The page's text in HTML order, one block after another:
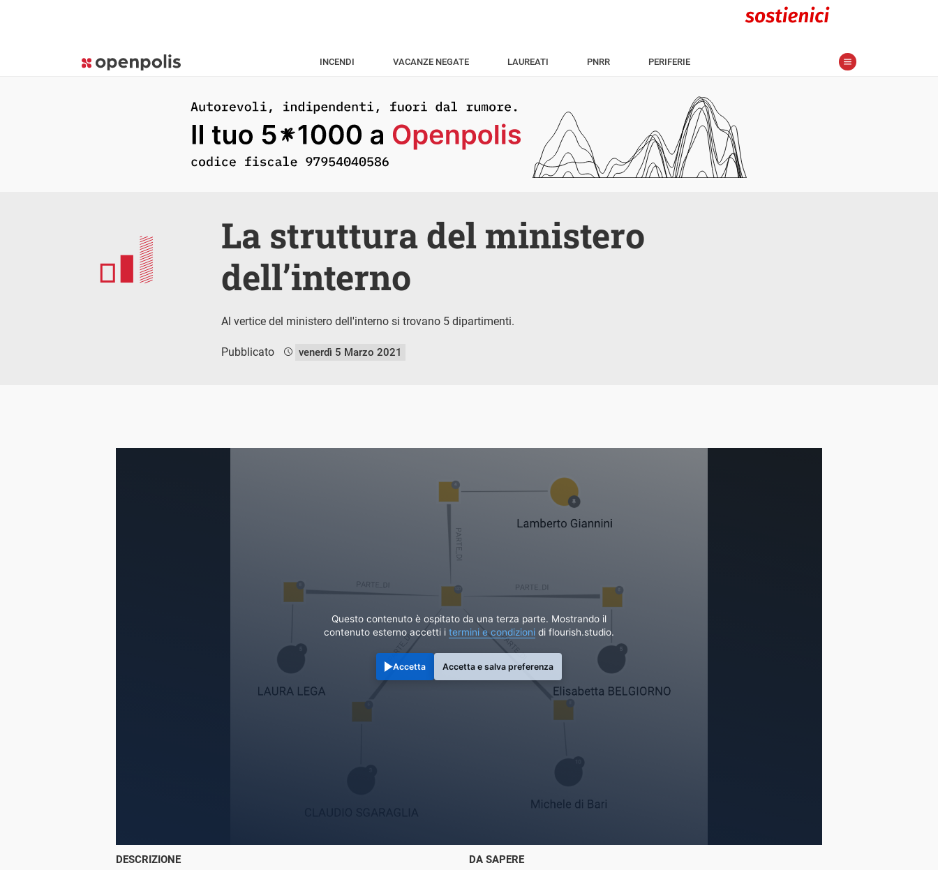
INCENDI VACANZE NEGATE LAUREATI PNRR PERIFERIE
La struttura del ministero
dell’interno
Al vertice del ministero dell'interno si trovano 5 dipartimenti.
Pubblicato venerdì 5 Marzo 2021
Questo contenuto è ospitato da una terza parte. Mostrando il
contenuto esterno accetti i termini e condizioni di flourish.studio.
Accetta Accetta e salva preferenza
DESCRIZIONE
DA SAPERE